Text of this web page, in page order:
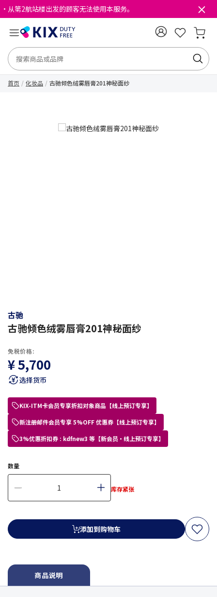
・从第2航站楼出发的顾客无法使用本服务。
首页 化妆品 古驰倾色绒雾唇膏201神秘面纱
古驰
古驰倾色绒雾唇膏201神秘面纱
免税价格:
¥ 5,700
选择货币
KIX-ITM卡会员专享折扣对象商品【线上预订专享】
新注册邮件会员专享 5%OFF 优惠券【线上预订专享】
3%优惠折扣券 : kdfnew3 等【新会员・线上预订专享】
数量
库存紧张
添加到购物车
商品说明